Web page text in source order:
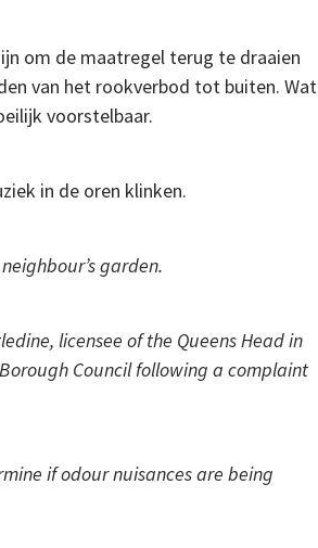
om de maatregel terug te draaien
van het rookverbod tot buiten. Wat
voorstelbaar.
in de oren klinken.
garden.
licensee of the Queens Head in
Council following a complaint
if odour nuisances are being